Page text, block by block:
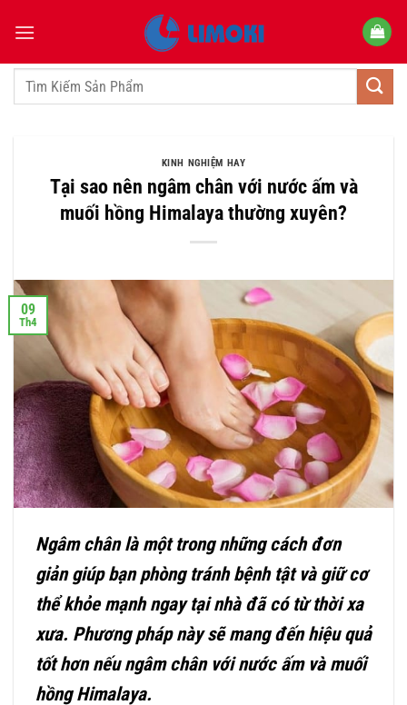
qua
dungTìm
KINH NGHIỆM HAY
Tại sao nên ngâm chân với nước ấm và
muối hồng Himalaya thường xuyên?
09
Th4
Ngâm chân là một trong những cách đơn
giản giúp bạn phòng tránh bệnh tật và giữ cơ
thể khỏe mạnh ngay tại nhà đã có từ thời xa
xưa. Phương pháp này sẽ mang đến hiệu quả
tốt hơn nếu ngâm chân với nước ấm và muối
hồng Himalaya.